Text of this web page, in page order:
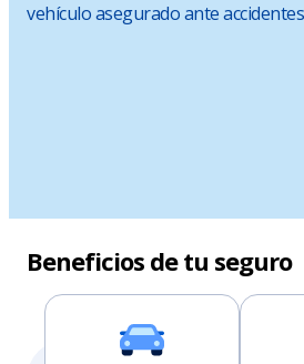
vehículo asegurado ante
Beneficios de tu seguro